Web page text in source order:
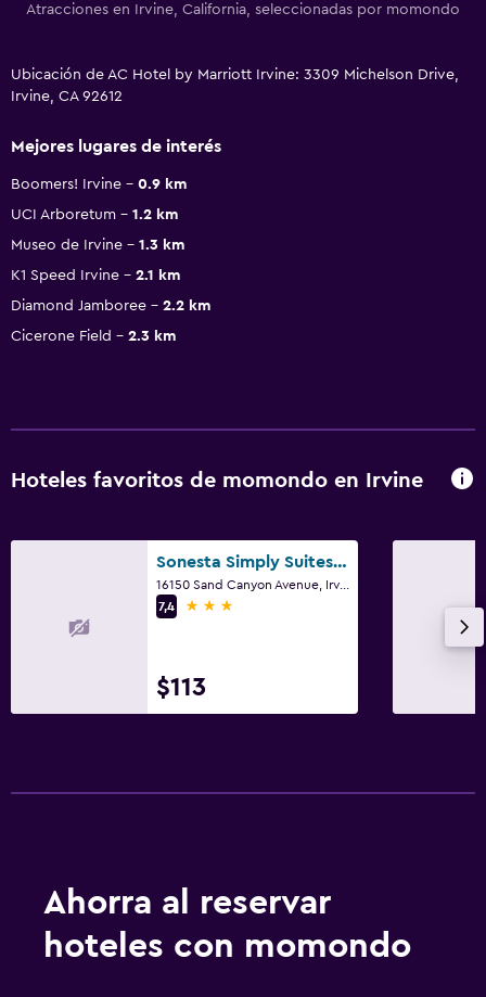
Atracciones en Irvine, California, seleccionadas por momondo
Ubicación de AC Hotel by Marriott Irvine: 3309 Michelson Drive,
Irvine, CA 92612
Mejores lugares de interés
Boomers! Irvine
0.9 km
UCI Arboretum
1.2 km
Museo de Irvine
1.3 km
K1 Speed Irvine
2.1 km
Diamond Jamboree
2.2 km
Cicerone Field
2.3 km
Hoteles favoritos de momondo en Irvine
Sonesta Simply Suites Irvine Spectrum
7,4
3 estrellas
$113
Ahorra al reservar
hoteles con momondo